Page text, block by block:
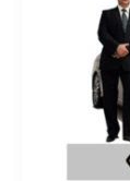
ايطاليا
2025